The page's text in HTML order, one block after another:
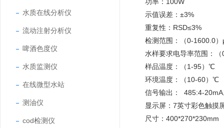
水质在线分析仪
流动注射分析仪
啤酒色度仪
水质监测仪
在线微型水站
测油仪
cod检测仪
示值误差：±3%
重复性：RSD≤3%
检测范围：（0-1600.0
水样要求电导率范围：
样品温度：（1-95）℃
环境温度：（10-60）℃
信号输出： 485:4-
显示屏：7英寸彩色触摸
尺寸：400*270*230mm